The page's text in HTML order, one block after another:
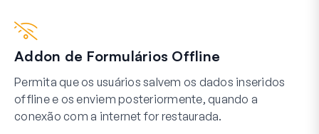
Addon de Formulários Offline
Permita que os usuários salvem os dados inseridos
offline e os enviem posteriormente, quando a
conexão com a internet for restaurada.